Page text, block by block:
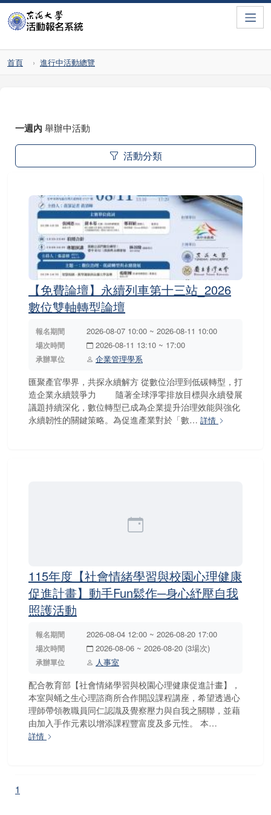
首頁 進行中活動總覽
一週內 舉辦中活動
活動分類
【免費論壇】永續列車第十三站_2026
數位雙軸轉型論壇
報名期間 2026-08-07 10:00 ~ 2026-08-11 10:00
場次時間 2026-08-11 13:10 ~ 17:00
承辦單位 企業管理學系
匯聚產官學界，共探永續解方 從數位治理到低碳轉型，打
造企業永續競爭力 隨著全球淨零排放目標與永續發展
議題持續深化，數位轉型已成為企業提升治理效能與強化
永續韌性的關鍵策略。為促進產業對於「數… 詳情
115年度【社會情緒學習與校園心理健康
促進計畫】動手Fun鬆作─身心紓壓自我
照護活動
報名期間 2026-08-04 12:00 ~ 2026-08-20 17:00
場次時間 2026-08-06 ~ 2026-08-20 (3場次)
承辦單位 人事室
配合教育部【社會情緒學習與校園心理健康促進計畫】，
本室與蛹之生心理諮商所合作開設課程講座，希望透過心
理師帶領教職員同仁認識及覺察壓力與自我之關聯，並藉
由加入手作元素以增添課程豐富度及多元性。 本…
詳情
1